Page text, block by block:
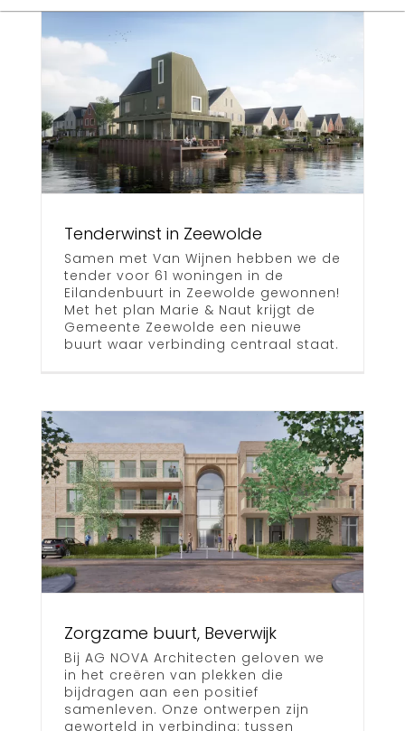
Search
for:
Tenderwinst in Zeewolde
Samen met Van Wijnen hebben we de
tender voor 61 woningen in de
Eilandenbuurt in Zeewolde gewonnen!
Met het plan Marie & Naut krijgt de
Gemeente Zeewolde een nieuwe
buurt waar verbinding centraal staat.
Zorgzame buurt, Beverwijk
Bij AG NOVA Architecten geloven we
in het creëren van plekken die
bijdragen aan een positief
samenleven. Onze ontwerpen zijn
geworteld in verbinding: tussen